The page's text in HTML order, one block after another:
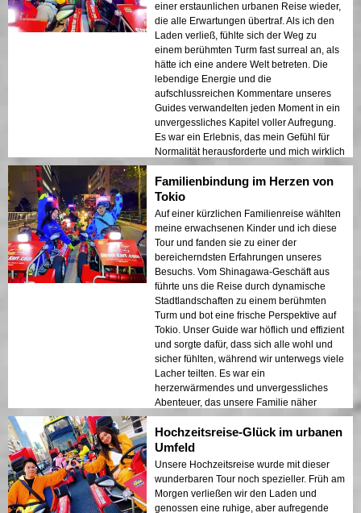
einer erstaunlichen urbanen Reise wieder,
die alle Erwartungen übertraf. Als ich den
Laden verließ, fühlte sich der Weg zu
einem berühmten Turm fast surreal an, als
hätte ich eine andere Welt betreten. Die
lebendige Energie und die
aufschlussreichen Kommentare unseres
Guides verwandelten jeden Moment in ein
unvergessliches Kapitel voller Aufregung.
Es war ein Erlebnis, das mein Gefühl für
Normalität herausforderte und mich wirklich
erstaunte.
Familienbindung im Herzen von
Tokio
Auf einer kürzlichen Familienreise wählten
meine erwachsenen Kinder und ich diese
Tour und fanden sie zu einer der
bereicherndsten Erfahrungen unseres
Besuchs. Vom Shinagawa-Geschäft aus
führte uns die Reise durch dynamische
Stadtlandschaften zu einem berühmten
Turm und bot eine frische Perspektive auf
Tokio. Unser Guide war höflich und effizient
und sorgte dafür, dass sich alle wohl und
sicher fühlten, während wir unterwegs viele
Lacher teilten. Es war ein
herzerwärmendes und unvergessliches
Abenteuer, das unsere Familie näher
zusammenbrachte.
Hochzeitsreise-Glück im urbanen
Umfeld
Unsere Hochzeitsreise wurde mit dieser
wunderbaren Tour noch spezieller. Früh am
Morgen verließen wir den Laden und
genossen eine ruhige, aber aufregende